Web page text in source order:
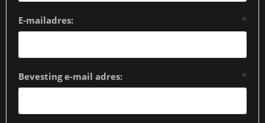
E-mailadres: *
Bevesting e-mail adres: *